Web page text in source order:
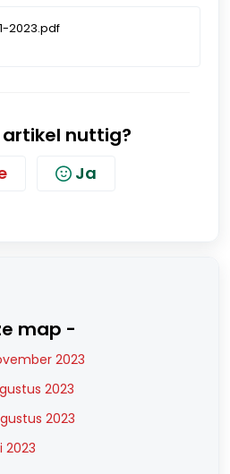
2023.pdf
nuttig?
Ja
map -
2023
2023
2023
2023